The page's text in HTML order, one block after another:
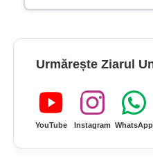
Urmărește Ziarul
YouTube Instagram WhatsApp